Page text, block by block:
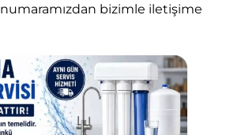
numaramızdan bizimle iletişime